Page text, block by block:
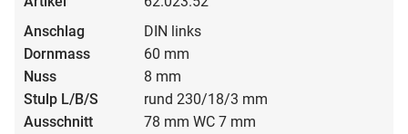
DIN links
60 mm
8 mm
rund 230/18/3 mm
78 mm WC 7 mm